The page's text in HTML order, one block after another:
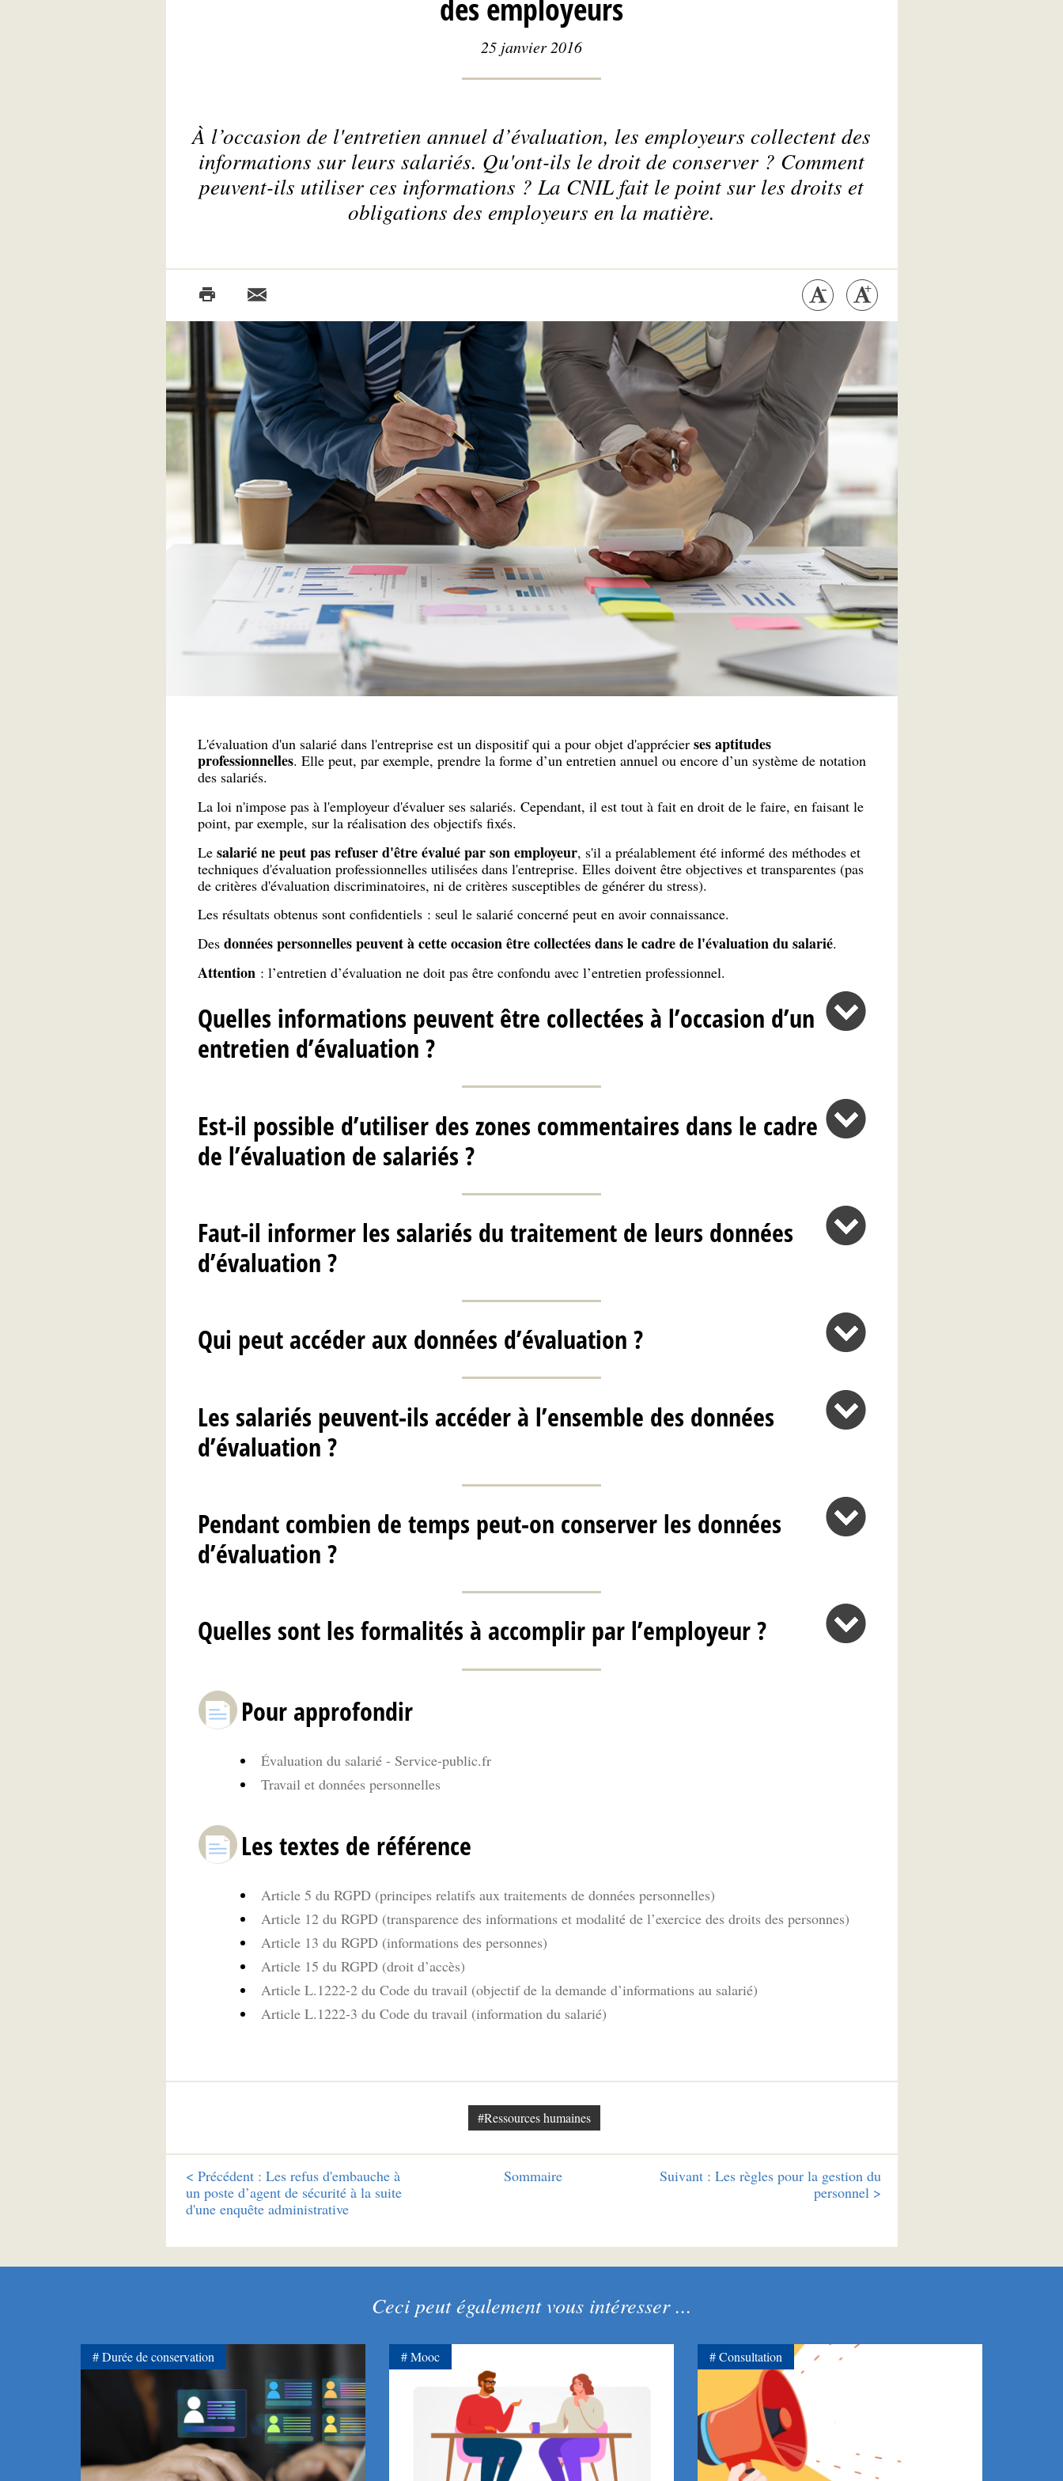
des employeurs
25 janvier 2016
À l’occasion de l'entretien annuel d’évaluation, les employeurs collectent des
informations sur leurs salariés. Qu'ont-ils le droit de conserver ? Comment
peuvent-ils utiliser ces informations ? La CNIL fait le point sur les droits et
obligations des employeurs en la matière.
L'évaluation d'un salarié dans l'entreprise est un dispositif qui a pour objet d'apprécierses aptitudes
professionnelles. Elle peut, par exemple, prendre la forme d’un entretien annuel ou encore d’un système de notation
des salariés.
La loi n'impose pas à l'employeur d'évaluer ses salariés. Cependant, il est tout à fait en droit de le faire, en faisant le
point, par exemple, sur la réalisation des objectifs fixés.
Le salarié ne peut pas refuser d'être évalué par son employeur, s'il a préalablement été informé des méthodes et
techniques d'évaluation professionnelles utilisées dans l'entreprise. Elles doivent être objectives et transparentes (pas
de critères d'évaluation discriminatoires, ni de critères susceptibles de générer du stress).
Les résultats obtenus sont confidentiels : seul le salarié concerné peut en avoir connaissance.
Des données personnelles peuvent à cette occasion être collectées dans le cadre de l'évaluation du salarié.
Attention: l’entretien d’évaluation ne doit pas être confondu avec l’entretien professionnel.
Quelles informations peuvent être collectées à l’occasion d’un
entretien d’évaluation ?
Est-il possible d’utiliser des zones commentaires dans le cadre
de l’évaluation de salariés ?
Faut-il informer les salariés du traitement de leurs données
d’évaluation ?
Qui peut accéder aux données d’évaluation ?
Les salariés peuvent-ils accéder à l’ensemble des données
d’évaluation ?
Pendant combien de temps peut-on conserver les données
d’évaluation ?
Quelles sont les formalités à accomplir par l’employeur ?
Pour approfondir
Évaluation du salarié - Service-public.fr
Travail et données personnelles
Les textes de référence
Article 5 du RGPD (principes relatifs aux traitements de données personnelles)
Article 12 du RGPD (transparence des informations et modalité de l’exercice des droits des personnes)
Article 13 du RGPD (informations des personnes)
Article 15 du RGPD (droit d’accès)
Article L.1222-2 du Code du travail (objectif de la demande d’informations au salarié)
Article L.1222-3 du Code du travail (information du salarié)
#Ressources humaines
< Précédent : Les refus d'embauche à
un poste d’agent de sécurité à la suite
d'une enquête administrative
Sommaire Suivant : Les règles pour la gestion du
personnel >
Ceci peut également vous intéresser ...
Durée de conservation Mooc Consultation